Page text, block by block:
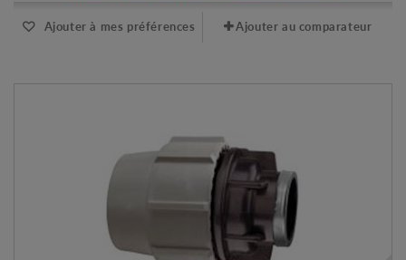
Ajouter à mes préférences Ajouter au comparateur